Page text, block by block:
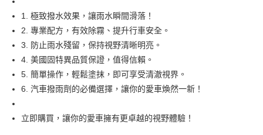
街口支付
悠遊付
全盈+PAY
AFTEE先享後付
相關說明
便利好安心！
ATM付款
1. 極致撥水效果，讓雨水瞬間滑落！
2. 專業配方，有效除霧、提升行車安全。
3. 防止雨水殘留，保持視野清晰明亮。
4. 美國固特異品質保證，值得信賴。
5. 簡單操作，輕鬆塗抹，即可享受清澈視界。
6. 汽車撥雨劑的必備選擇，讓你的愛車煥然一新！
立即購買，讓你的愛車擁有更卓越的視野體驗！